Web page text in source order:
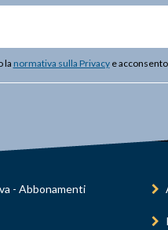
la normativa sulla Privacye
- Abbonamenti